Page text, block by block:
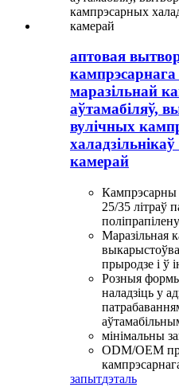
аптовая
кампрэсарнага
маразільнай
аўтамабіляў,
вулічных
камерай
Кампрэсарны
25/35 літраў
Маразільная
прыродзе і ў
Розныя
наладзіць у
мінімальны
ODM/OEM
запытдэталь